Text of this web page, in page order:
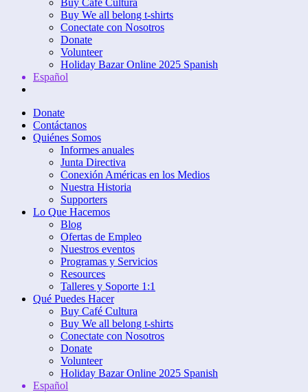
Buy Café Cultura
Buy We all belong t-shirts
Conectate con Nosotros
Donate
Volunteer
Holiday Bazar Online 2025 Spanish
Español
Donate
Contáctanos
Quiénes Somos
Informes anuales
Junta Directiva
Conexión Américas en los Medios
Nuestra Historia
Supporters
Lo Que Hacemos
Blog
Ofertas de Empleo
Nuestros eventos
Programas y Servicios
Resources
Talleres y Soporte 1:1
Qué Puedes Hacer
Buy Café Cultura
Buy We all belong t-shirts
Conectate con Nosotros
Donate
Volunteer
Holiday Bazar Online 2025 Spanish
Español